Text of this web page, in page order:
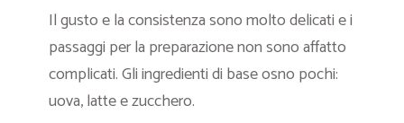
Il gusto e la consistenza sono molto delicati e i
passaggi per la preparazione non sono affatto
complicati. Gli ingredienti di base osno pochi:
uova, latte e zucchero.